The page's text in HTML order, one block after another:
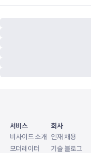
서비스
비사이드 소개
모더레이터
회사
인재 채용
기술 블로그